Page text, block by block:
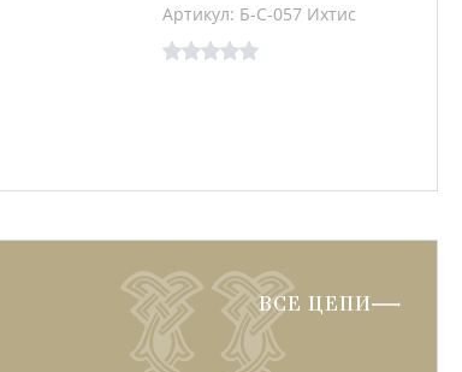
Артикул: Б-С-057 Ихтис
ВСЕ ЦЕПИ